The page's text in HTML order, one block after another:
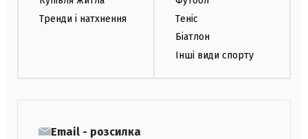
Тренди і натхнення
Теніс
Біатлон
Інші види спорту
Email - розсилка